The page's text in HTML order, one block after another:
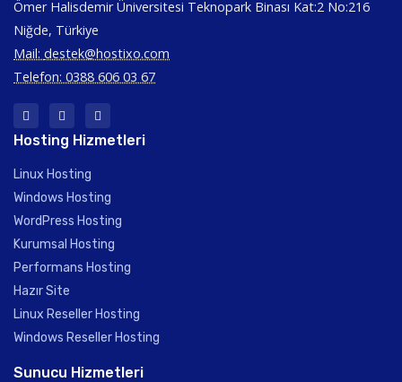
Ömer Halisdemir Üniversitesi Teknopark Binası Kat:2 No:216
Niğde, Türkiye
Mail: destek@hostixo.com
Telefon: 0388 606 03 67
Hosting Hizmetleri
Linux Hosting
Windows Hosting
WordPress Hosting
Kurumsal Hosting
Performans Hosting
Hazır Site
Linux Reseller Hosting
Windows Reseller Hosting
Sunucu Hizmetleri